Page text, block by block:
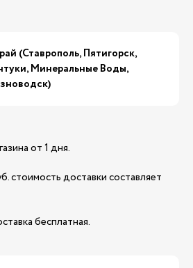
(Ставрополь, Пятигорск,
Минеральные Воды,
от 1 дня.
стоимость доставки составляет
бесплатная.